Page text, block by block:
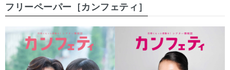
フリーペーパー［カンフェティ］